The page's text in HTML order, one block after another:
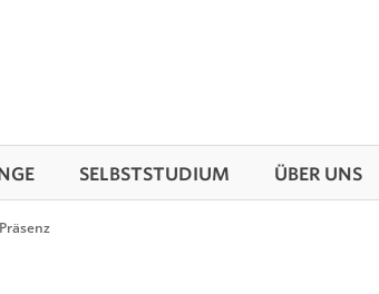
SELBSTSTUDIUM ÜBER UNS